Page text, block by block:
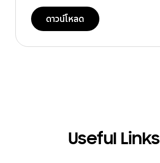
ดาวน์โหลด
Useful Links